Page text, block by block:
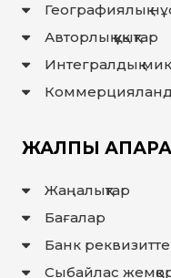
Географиялық
Авторлық құқықтар
Интегралдық
ЖАЛПЫ
Жаңалықтар
Бағалар
Банк
Сыбайлас